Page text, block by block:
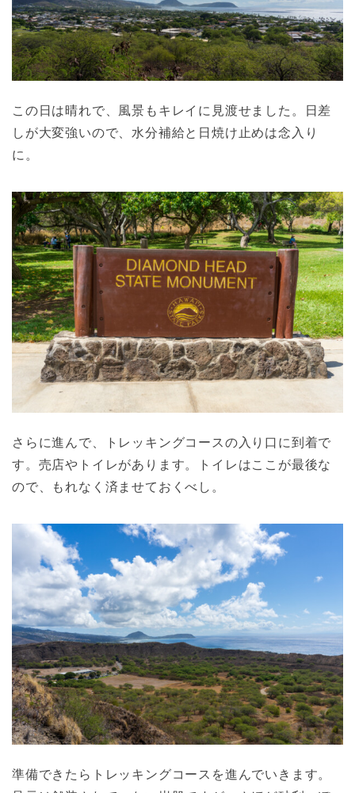
この日は晴れで、風景もキレイに見渡せました。日差
しが大変強いので、水分補給と日焼け止めは念入り
に。
さらに進んで、トレッキングコースの入り口に到着で
す。売店やトイレがあります。トイレはここが最後な
ので、もれなく済ませておくべし。
準備できたらトレッキングコースを進んでいきます。